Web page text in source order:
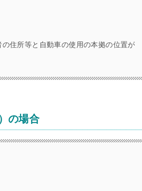
住所等と自動車の使用の本拠の位置が
の場合